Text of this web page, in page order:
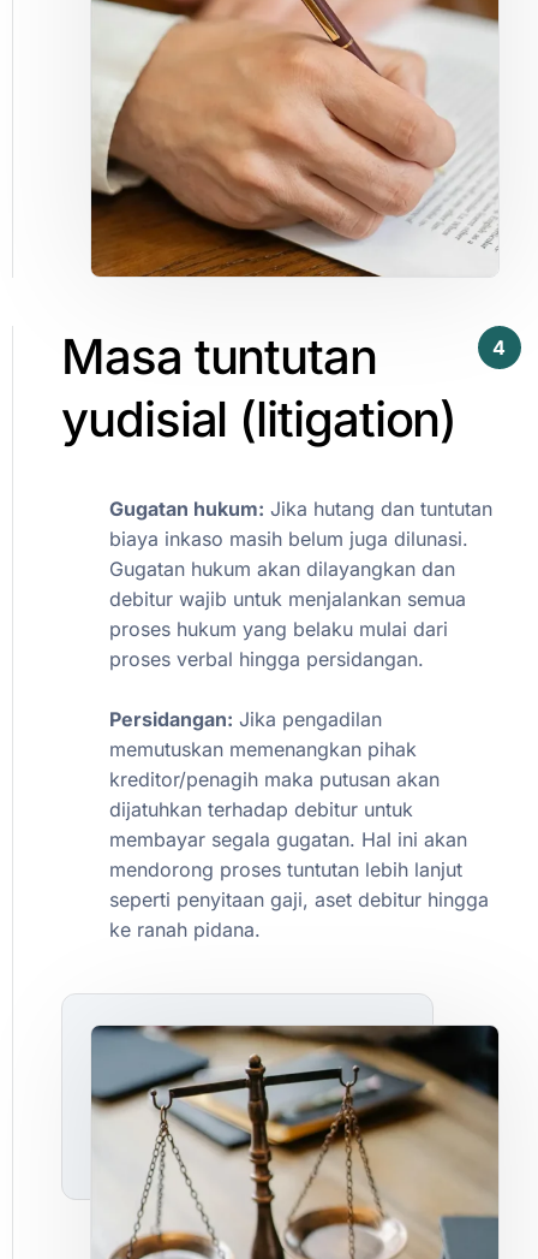
Masa tuntutan
yudisial (litigation)​
4
Gugatan hukum: Jika hutang dan tuntutan
biaya inkaso masih belum juga dilunasi.
Gugatan hukum akan dilayangkan dan
debitur wajib untuk menjalankan semua
proses hukum yang belaku mulai dari
proses verbal hingga persidangan.
Persidangan: Jika pengadilan
memutuskan memenangkan pihak
kreditor/penagih maka putusan akan
dijatuhkan terhadap debitur untuk
membayar segala gugatan. Hal ini akan
mendorong proses tuntutan lebih lanjut
seperti penyitaan gaji, aset debitur hingga
ke ranah pidana.